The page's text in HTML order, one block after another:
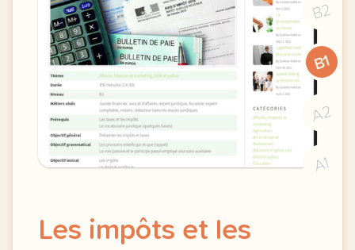
B2
B1
A2
A1
Les impôts et les